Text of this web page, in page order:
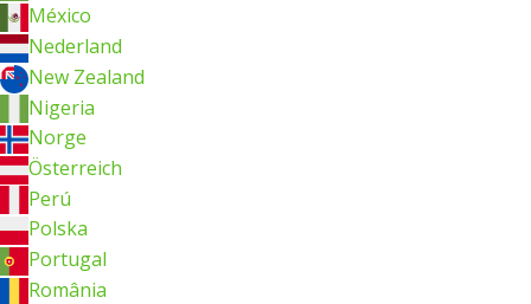
México
Nederland
New Zealand
Nigeria
Norge
Österreich
Perú
Polska
Portugal
România